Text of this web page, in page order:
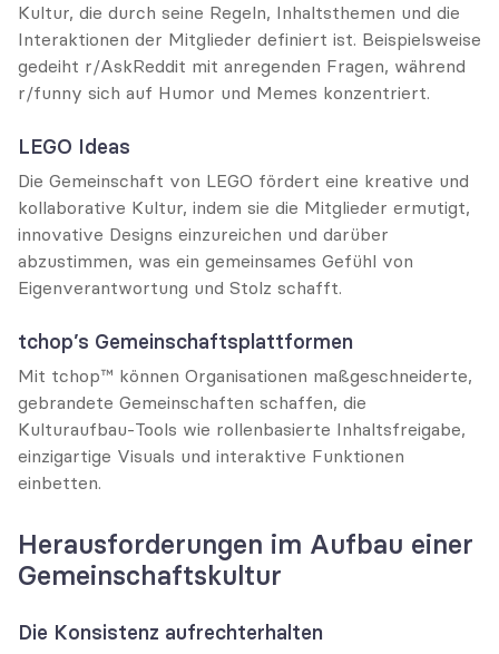
Kultur, die durch seine Regeln, Inhaltsthemen und die
Interaktionen der Mitglieder definiert ist. Beispielsweise
gedeiht r/AskReddit mit anregenden Fragen, während
r/funny sich auf Humor und Memes konzentriert.
LEGO Ideas
Die Gemeinschaft von LEGO fördert eine kreative und
kollaborative Kultur, indem sie die Mitglieder ermutigt,
innovative Designs einzureichen und darüber
abzustimmen, was ein gemeinsames Gefühl von
Eigenverantwortung und Stolz schafft.
tchop’s Gemeinschaftsplattformen
Mit tchop™ können Organisationen maßgeschneiderte,
gebrandete Gemeinschaften schaffen, die
Kulturaufbau-Tools wie rollenbasierte Inhaltsfreigabe,
einzigartige Visuals und interaktive Funktionen
einbetten.
Herausforderungen im Aufbau einer
Gemeinschaftskultur
Die Konsistenz aufrechterhalten